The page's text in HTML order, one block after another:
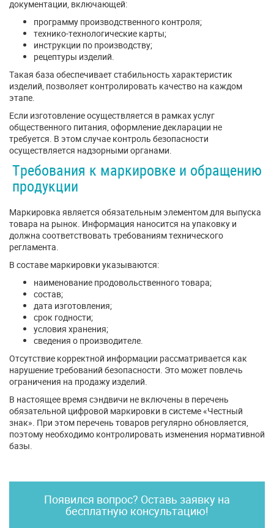
документации, включающей:
программу производственного контроля;
технико-технологические карты;
инструкции по производству;
рецептуры изделий.
Такая база обеспечивает стабильность характеристик
изделий, позволяет контролировать качество на каждом
этапе.
Если изготовление осуществляется в рамках услуг
общественного питания, оформление декларации не
требуется. В этом случае контроль безопасности
осуществляется надзорными органами.
Требования к маркировке и обращению
продукции
Маркировка является обязательным элементом для выпуска
товара на рынок. Информация наносится на упаковку и
должна соответствовать требованиям технического
регламента.
В составе маркировки указываются:
наименование продовольственного товара;
состав;
дата изготовления;
срок годности;
условия хранения;
сведения о производителе.
Отсутствие корректной информации рассматривается как
нарушение требований безопасности. Это может повлечь
ограничения на продажу изделий.
В настоящее время сэндвичи не включены в перечень
обязательной цифровой маркировки в системе «Честный
знак». При этом перечень товаров регулярно обновляется,
поэтому необходимо контролировать изменения нормативной
базы.
Появился вопрос? Оставь заявку на
бесплатную консультацию!